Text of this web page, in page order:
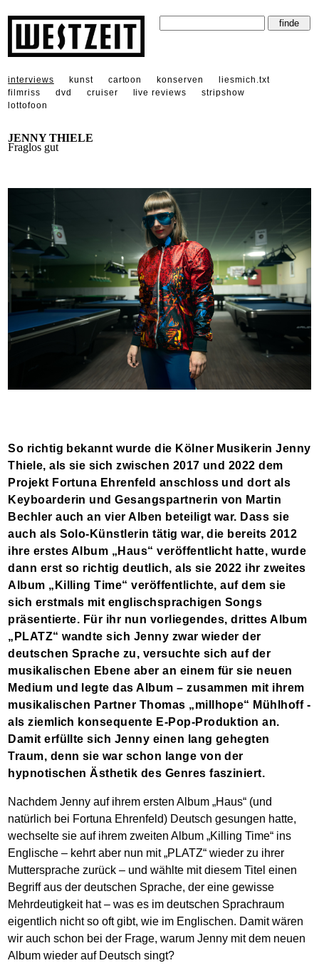
interviews kunst cartoon konserven
liesmich.txt
filmriss
dvd cruiser live reviews
stripshow
lottofoon
JENNY THIELE
Fraglos gut
So richtig bekannt wurde die Kölner Musikerin Jenny
Thiele, als sie sich zwischen 2017 und 2022 dem
Projekt Fortuna Ehrenfeld anschloss und dort als
Keyboarderin und Gesangspartnerin von Martin
Bechler auch an vier Alben beteiligt war. Dass sie
auch als Solo-Künstlerin tätig war, die bereits 2012
ihre erstes Album „Haus“ veröffentlicht hatte, wurde
dann erst so richtig deutlich, als sie 2022 ihr zweites
Album „Killing Time“ veröffentlichte, auf dem sie
sich erstmals mit englischsprachigen Songs
präsentierte. Für ihr nun vorliegendes, drittes Album
„PLATZ“ wandte sich Jenny zwar wieder der
deutschen Sprache zu, versuchte sich auf der
musikalischen Ebene aber an einem für sie neuen
Medium und legte das Album – zusammen mit ihrem
musikalischen Partner Thomas „millhope“ Mühlhoff -
als ziemlich konsequente E-Pop-Produktion an.
Damit erfüllte sich Jenny einen lang gehegten
Traum, denn sie war schon lange von der
hypnotischen Ästhetik des Genres fasziniert.
Nachdem Jenny auf ihrem ersten Album „Haus“ (und
natürlich bei Fortuna Ehrenfeld) Deutsch gesungen hatte,
wechselte sie auf ihrem zweiten Album „Killing Time“ ins
Englische – kehrt aber nun mit „PLATZ“ wieder zu ihrer
Muttersprache zurück – und wählte mit diesem Titel einen
Begriff aus der deutschen Sprache, der eine gewisse
Mehrdeutigkeit hat – was es im deutschen Sprachraum
eigentlich nicht so oft gibt, wie im Englischen. Damit wären
wir auch schon bei der Frage, warum Jenny mit dem neuen
Album wieder auf Deutsch singt?